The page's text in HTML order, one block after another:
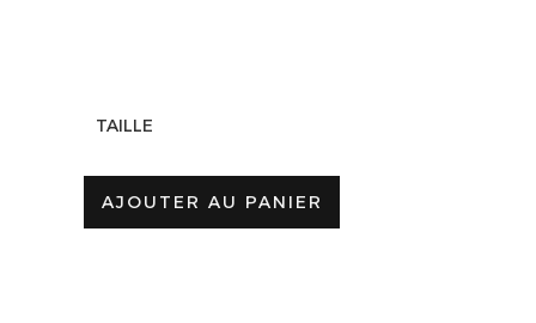
TAILLE
AJOUTER AU PANIER